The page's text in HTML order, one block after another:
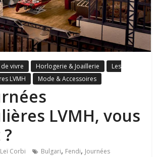
vivre Horlogerie & Joaillerie
Les
LVMH
Mode & Accessoires
LVMH, vous
Leï Corbi Bulgari, Fendi, Journées